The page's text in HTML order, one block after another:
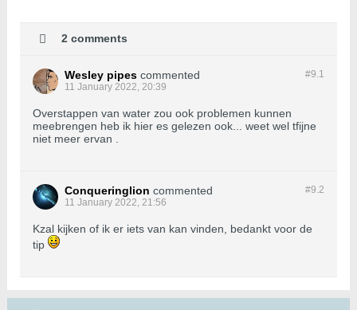
2 comments
#9.1
Wesley pipes commented
11 January 2022, 20:39
Overstappen van water zou ook problemen kunnen
meebrengen heb ik hier es gelezen ook... weet wel tfijne
niet meer ervan .
#9.2
Conqueringlion commented
11 January 2022, 21:56
Kzal kijken of ik er iets van kan vinden, bedankt voor de
tip